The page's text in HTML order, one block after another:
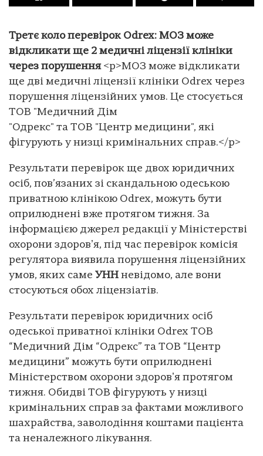
Третє коло перевірок Odrex: МОЗ може
відкликати ще 2 медичні ліцензії клініки
через порушення <p>МОЗ може відкликати
ще дві медичні ліцензії клініки Odrex через
порушення ліцензійних умов. Це стосується
ТОВ "Медичний Дім
"Одрекс" та ТОВ "Центр медицини", які
фігурують у низці кримінальних справ.</p>
Результати перевірок ще двох юридичних
осіб, пов’язаних зі скандальною одеською
приватною клінікою Odrex, можуть бути
оприлюднені вже протягом тижня. За
інформацією джерел редакції у Міністерстві
охорони здоровʼя, під час перевірок комісія
регулятора виявила порушення ліцензійних
умов, яких саме УНН невідомо, але вони
стосуються обох ліцензіатів.
Результати перевірок юридичних осіб
одеської приватної клініки Odrex ТОВ
“Медичний Дім “Одрекс” та ТОВ “Центр
медицини” можуть бути оприлюднені
Міністерством охорони здоровʼя протягом
тижня. Обидві ТОВ фігурують у низці
кримінальних справ за фактами можливого
шахрайства, заволодіння коштами пацієнта
та неналежного лікування.